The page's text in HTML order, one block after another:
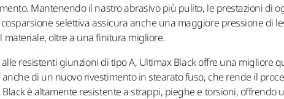
Mantenendo il nastro abrasivo più pulito, le prestazioni di
selettiva assicura anche una maggiore pressione di
oltre a una finitura migliore.
resistenti giunzioni di tipo A, Ultimax Black offre una migliore
di un nuovo rivestimento in stearato fuso, che rende il
è altamente resistente a strappi, pieghe e torsioni, offrendo